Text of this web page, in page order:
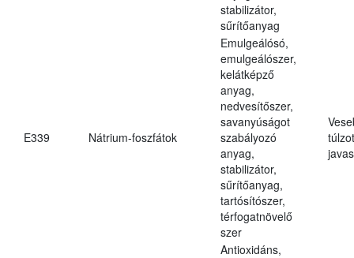
stabilizátor,
sűrítőanyag
E339 Nátrium-foszfátok
Emulgeálósó,
emulgeálószer,
kelátképző
anyag,
nedvesítőszer,
savanyúságot
szabályozó
anyag,
stabilizátor,
sűrítőanyag,
tartósítószer,
térfogatnövelő
szer
Antioxidáns,